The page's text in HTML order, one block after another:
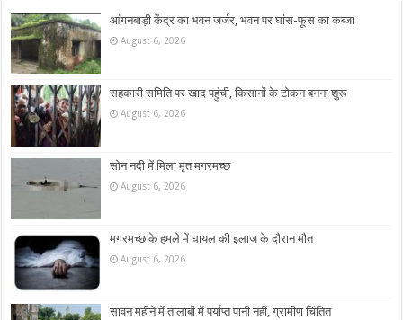
आंगनबाड़ी केंद्र का भवन जर्जर, भवन पर घांस-फूस का कब्जा
August 6, 2026
सहकारी समिति पर खाद पहुंची, किसानों के टोकन बनना शुरू
August 6, 2026
सोन नदी में मिला मृत मगरमच्छ
August 6, 2026
मगरमच्छ के हमले में घायल की इलाज के दौरान मौत
August 6, 2026
सावन महीने में तालाबों में पर्याप्त पानी नहीं, ग्रामीण चिंतित